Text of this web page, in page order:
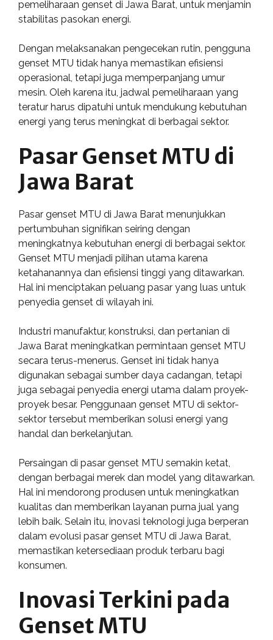
pemeliharaan genset di Jawa Barat, untuk menjamin
stabilitas pasokan energi.
Dengan melaksanakan pengecekan rutin, pengguna
genset MTU tidak hanya memastikan efisiensi
operasional, tetapi juga memperpanjang umur
mesin. Oleh karena itu, jadwal pemeliharaan yang
teratur harus dipatuhi untuk mendukung kebutuhan
energi yang terus meningkat di berbagai sektor.
Pasar Genset MTU di
Jawa Barat
Pasar genset MTU di Jawa Barat menunjukkan
pertumbuhan signifikan seiring dengan
meningkatnya kebutuhan energi di berbagai sektor.
Genset MTU menjadi pilihan utama karena
ketahanannya dan efisiensi tinggi yang ditawarkan.
Hal ini menciptakan peluang pasar yang luas untuk
penyedia genset di wilayah ini.
Industri manufaktur, konstruksi, dan pertanian di
Jawa Barat meningkatkan permintaan genset MTU
secara terus-menerus. Genset ini tidak hanya
digunakan sebagai sumber daya cadangan, tetapi
juga sebagai penyedia energi utama dalam proyek-
proyek besar. Penggunaan genset MTU di sektor-
sektor tersebut memberikan solusi energi yang
handal dan berkelanjutan.
Persaingan di pasar genset MTU semakin ketat,
dengan berbagai merek dan model yang ditawarkan.
Hal ini mendorong produsen untuk meningkatkan
kualitas dan memberikan layanan purna jual yang
lebih baik. Selain itu, inovasi teknologi juga berperan
dalam evolusi pasar genset MTU di Jawa Barat,
memastikan ketersediaan produk terbaru bagi
konsumen.
Inovasi Terkini pada
Genset MTU